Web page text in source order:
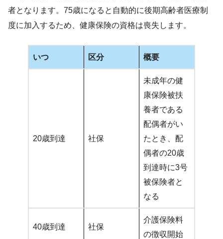
者となります。75歳になると自動的に後期高齢者医療制
度に加入するため、健康保険の資格は喪失します。
いつ 区分 概要
20歳到達 社保
未成年の健
康保険被扶
養者である
配偶者がい
たとき、配
偶者の20歳
到達時に3号
被保険者と
なる
40歳到達 社保
介護保険料
の徴収開始